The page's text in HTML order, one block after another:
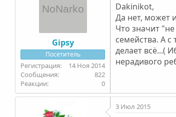
Gipsy
Посетитель
14 Ноя 2014
822
0
Dakinikot,
Да нет, может
Что значит
семейства. А с
делает всё...(
нерадивого
3 Июл 2015